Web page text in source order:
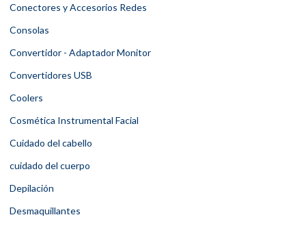
Conectores y Accesorios Redes
Consolas
Convertidor - Adaptador Monitor
Convertidores USB
Coolers
Cosmética Instrumental Facial
Cuidado del cabello
cuidado del cuerpo
Depilación
Desmaquillantes